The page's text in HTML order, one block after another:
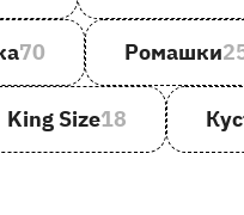
70 Ромашки
King Size18